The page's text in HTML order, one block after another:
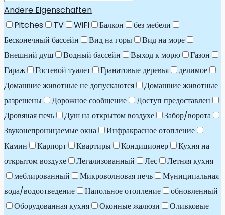
Andere Eigenschaften
Pitches
TV WiFi Балкон
без мебели
Бесконечный бассейн
Вид на горы
Вид на море
Внешний душ
Водный бассейн Выход к морю
Газон
Гараж
Гостевой туалет Гранатовые деревья
делимое
Домашние животные не допускаются
Домашние животные
разрешены
Дорожное сообщение
Доступ предоставлен
Дровяная печь
Душ на открытом воздухе
Забор/ворота
Звуконепроницаемые окна
Инфракрасное отопление
Камин
Карпорт Квартиры Кондиционер
Кухня на
открытом воздухе
Легализованный Лес
Летняя кухня
меблированный
Микроволновая печь
Муниципальная
вода/водоотведение
Напольное отопление
обновленный
Оборудованная кухня
Оконные жалюзи
Оливковые